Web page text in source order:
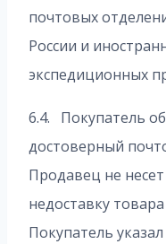
почтовых
России и
экспедиционных
6.4. Покупатель
достоверный
Продавец не
недоставку
Покупатель